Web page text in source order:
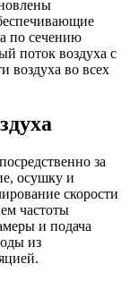
по сечению
поток воздуха с
воздуха во всех
за
осушку и
скорости
частоты
и подача
из